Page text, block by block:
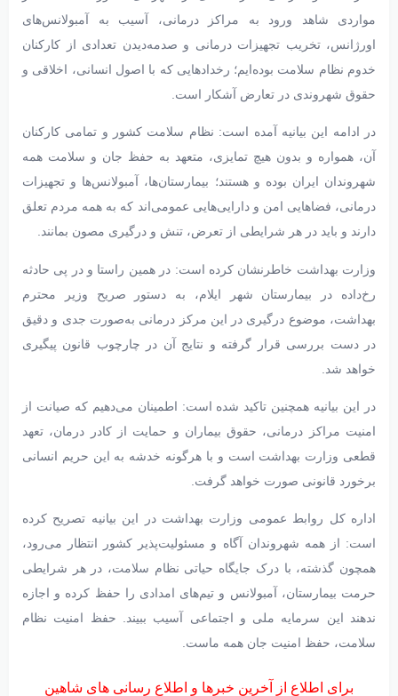
مواردی شاهد ورود به مراکز درمانی، آسیب به آمبولانس‌های
اورژانس، تخریب تجهیزات درمانی و صدمه‌دیدن تعدادی از کارکنان
خدوم نظام سلامت بوده‌ایم؛ رخدادهایی که با اصول انسانی، اخلاقی و
حقوق شهروندی در تعارض آشکار است.
در ادامه این بیانیه آمده است: نظام سلامت کشور و تمامی کارکنان
آن، همواره و بدون هیچ تمایزی، متعهد به حفظ جان و سلامت همه
شهروندان ایران بوده و هستند؛ بیمارستان‌ها، آمبولانس‌ها و تجهیزات
درمانی، فضاهایی امن و دارایی‌هایی عمومی‌اند که به همه مردم تعلق
دارند و باید در هر شرایطی از تعرض، تنش و درگیری مصون بمانند.
وزارت بهداشت خاطرنشان کرده است: در همین راستا و در پی حادثه
رخ‌داده در بیمارستان شهر ایلام، به دستور صریح وزیر محترم
بهداشت، موضوع درگیری در این مرکز درمانی به‌صورت جدی و دقیق
در دست بررسی قرار گرفته و نتایج آن در چارچوب قانون پیگیری
خواهد شد.
در این بیانیه همچنین تاکید شده است: اطمینان می‌دهیم که صیانت از
امنیت مراکز درمانی، حقوق بیماران و حمایت از کادر درمان، تعهد
قطعی وزارت بهداشت است و با هرگونه خدشه به این حریم انسانی
برخورد قانونی صورت خواهد گرفت.
اداره کل روابط عمومی وزارت بهداشت در این بیانیه تصریح کرده
است: از همه شهروندان آگاه و مسئولیت‌پذیر کشور انتظار می‌رود،
همچون گذشته، با درک جایگاه حیاتی نظام سلامت، در هر شرایطی
حرمت بیمارستان، آمبولانس و تیم‌های امدادی را حفظ کرده و اجازه
ندهند این سرمایه ملی و اجتماعی آسیب ببیند. حفظ امنیت نظام
سلامت، حفظ امنیت جان همه ماست.
برای اطلاع از آخرین خبرها و اطلاع رسانی های شاهین